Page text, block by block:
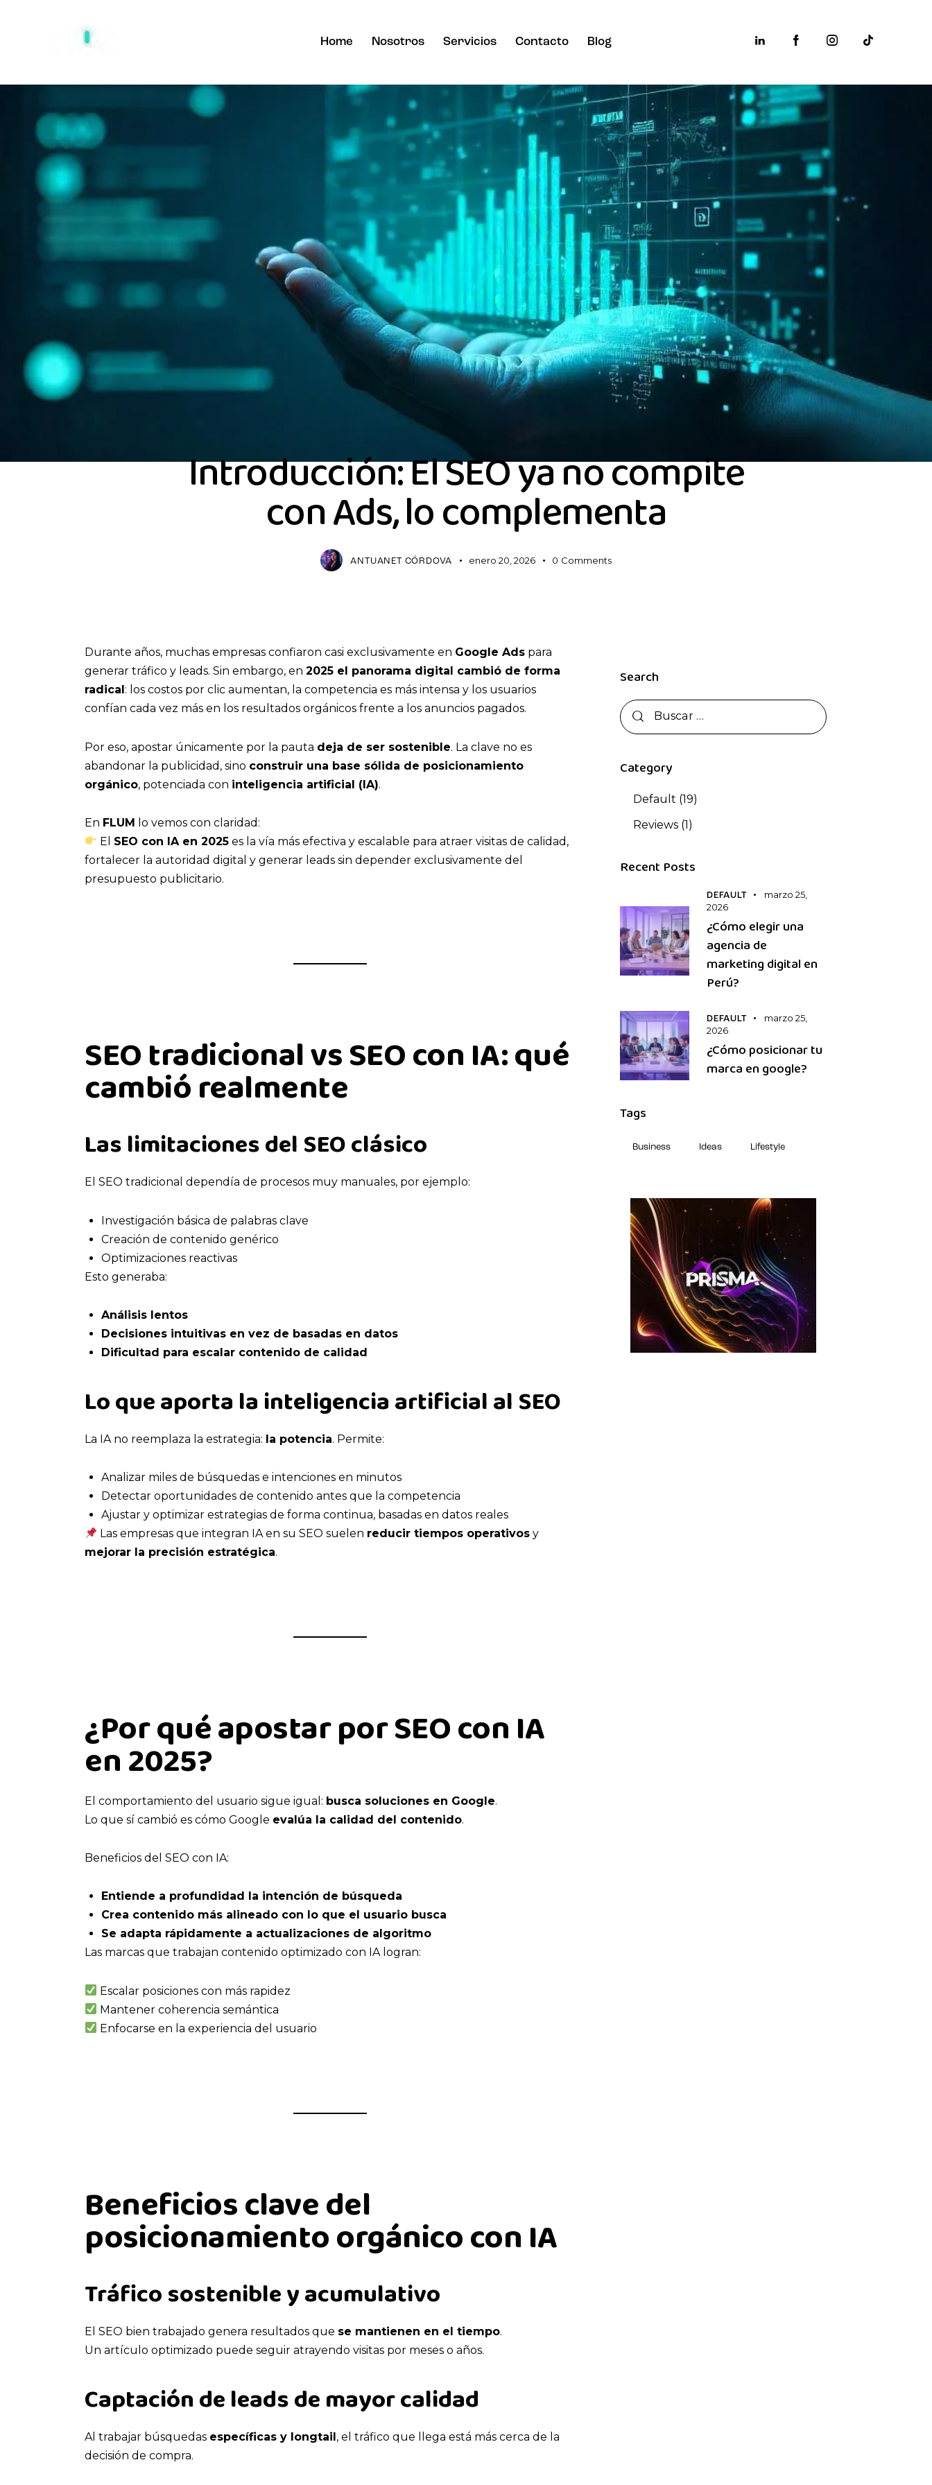
Home Nosotros Servicios Contacto Blog
Introducción: El SEO ya no compite
con Ads, lo complementa
ANTUANET CÓRDOVA enero 20, 2026 0 Comments
Durante años, muchas empresas confiaron casi exclusivamente en Google Ads para
generar tráfico y leads. Sin embargo, en 2025 el panorama digital cambió de forma
radical : los costos por clic aumentan, la competencia es más intensa y los usuarios
confían cada vez más en los resultados orgánicos frente a los anuncios pagados.
Por eso, apostar únicamente por la pauta deja de ser sostenible. La clave no es
abandonar la publicidad, sino construir una base sólida de posicionamiento
orgánico, potenciada con inteligencia artificial (IA).
En FLUM lo vemos con claridad:
El SEO con IA en 2025 es la vía más efectiva y escalable para atraer visitas de calidad,
fortalecer la autoridad digital y generar leads sin depender exclusivamente del
presupuesto publicitario.
SEO tradicional vs SEO con IA: qué
cambió realmente
Las limitaciones del SEO clásico
El SEO tradicional dependía de procesos muy manuales, por ejemplo:
Investigación básica de palabras clave
Creación de contenido genérico
Optimizaciones reactivas
Esto generaba:
Análisis lentos
Decisiones intuitivas en vez de basadas en datos
Dificultad para escalar contenido de calidad
Lo que aporta la inteligencia artificial al SEO
La IA no reemplaza la estrategia: la potencia. Permite:
Analizar miles de búsquedas e intenciones en minutos
Detectar oportunidades de contenido antes que la competencia
Ajustar y optimizar estrategias de forma continua, basadas en datos reales
Las empresas que integran IA en su SEO suelen reducir tiempos operativos y
mejorar la precisión estratégica.
¿Por qué apostar por SEO con IA
en 2025?
El comportamiento del usuario sigue igual: busca soluciones en Google.
Lo que sí cambió es cómo Google evalúa la calidad del contenido.
Beneficios del SEO con IA:
Entiende a profundidad la intención de búsqueda
Crea contenido más alineado con lo que el usuario busca
Se adapta rápidamente a actualizaciones de algoritmo
Las marcas que trabajan contenido optimizado con IA logran:
Escalar posiciones con más rapidez
Mantener coherencia semántica
Enfocarse en la experiencia del usuario
Beneficios clave del
posicionamiento orgánico con IA
Tráfico sostenible y acumulativo
El SEO bien trabajado genera resultados que se mantienen en el tiempo.
Un artículo optimizado puede seguir atrayendo visitas por meses o años.
Captación de leads de mayor calidad
Al trabajar búsquedas específicas y longtail, el tráfico que llega está más cerca de la
decisión de compra.
Search
Category
Default (19)
Reviews (1)
Recent Posts
DEFAULT
marzo 25,
2026
¿Cómo elegir una
agencia de
marketing digital en
Perú?
DEFAULT
marzo 25,
2026
¿Cómo posicionar tu
marca en google?
Tags
Business Ideas Lifestyle